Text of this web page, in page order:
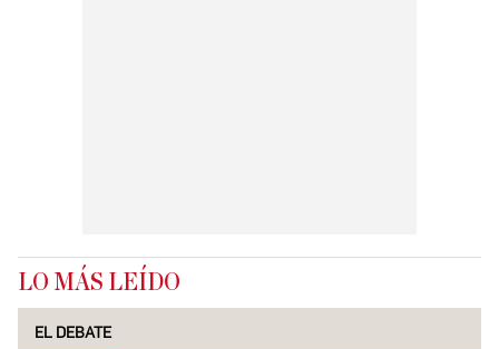
LO MÁS LEÍDO
EL DEBATE